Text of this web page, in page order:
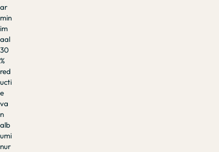
ar
min
im
aal
30
%
red
ucti
e
va
n
alb
umi
nur